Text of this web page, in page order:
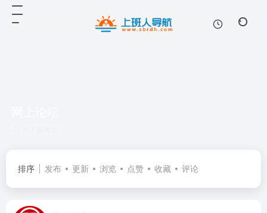
排序 发布 更新 浏览 点赞 收藏 评论